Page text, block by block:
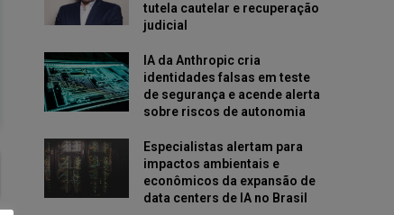
tutela cautelar e recuperação
judicial
IA da Anthropic cria
identidades falsas em teste
de segurança e acende alerta
sobre riscos de autonomia
Especialistas alertam para
impactos ambientais e
econômicos da expansão de
data centers de IA no Brasil